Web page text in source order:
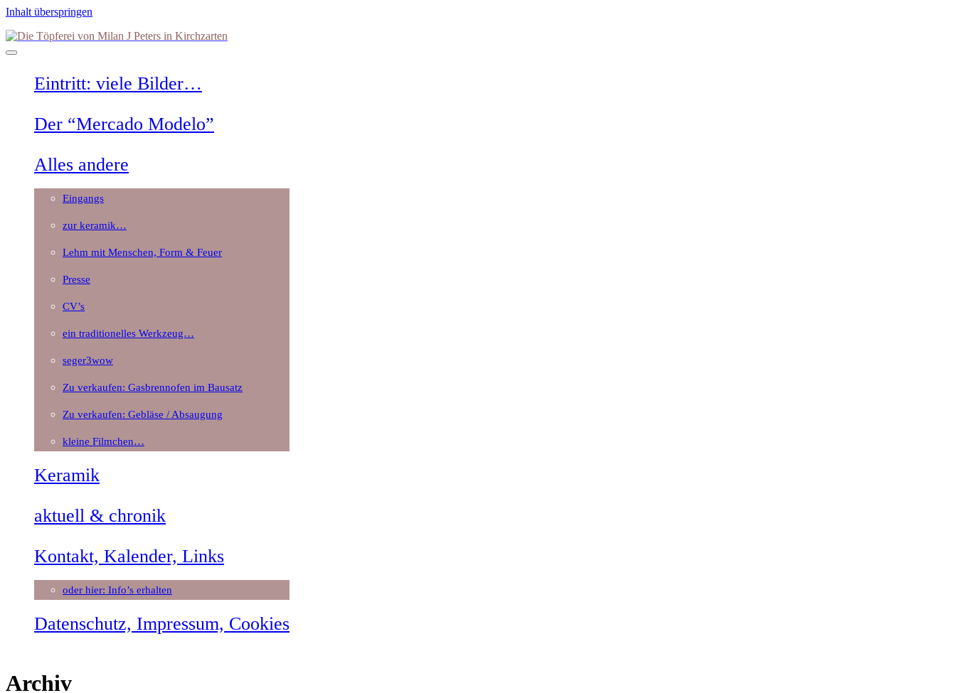
Inhalt überspringen
Die
Töpferei
Kirchzarten
Eintritt: viele Bilder…
Der “Mercado Modelo”
Alles andere
Eingangs
zur keramik…
Lehm mit Menschen, Form & Feuer
Presse
CV’s
ein traditionelles Werkzeug…
seger3wow
Zu verkaufen: Gasbrennofen im Bausatz
Zu verkaufen: Gebläse / Absaugung
kleine Filmchen…
Keramik
aktuell & chronik
Kontakt, Kalender, Links
oder hier: Info’s erhalten
Datenschutz, Impressum, Cookies
Archiv